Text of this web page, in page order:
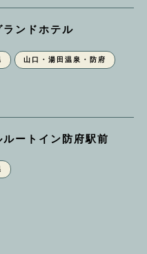
ランドホテル
山口・湯田温泉・防府
ルートイン防府駅前